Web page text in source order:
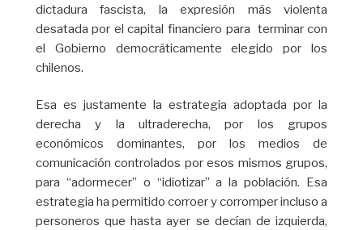
dictadura fascista, la expresión más violenta
desatada por el capital financiero para terminar con
el Gobierno democráticamente elegido por los
chilenos.
Esa es justamente la estrategia adoptada por la
derecha y la ultraderecha, por los grupos
económicos dominantes, por los medios de
comunicación controlados por esos mismos grupos,
para “adormecer” o “idiotizar” a la población. Esa
estrategia ha permitido corroer y corromper incluso a
personeros que hasta ayer se decían de izquierda,